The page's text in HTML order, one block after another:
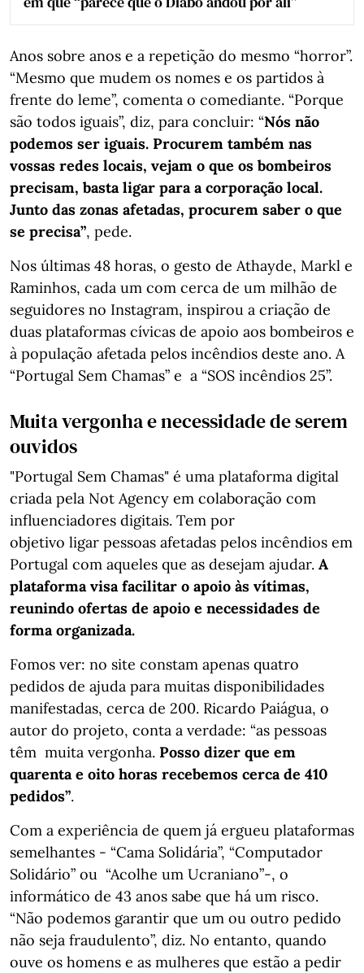
Anos sobre anos e a repetição do mesmo “horror”.
“Mesmo que mudem os nomes e os partidos à
frente do leme”, comenta o comediante. “Porque
são todos iguais”, diz, para concluir: “Nós não
podemos ser iguais. Procurem também nas
vossas redes locais, vejam o que os bombeiros
precisam, basta ligar para a corporação local.
Junto das zonas afetadas, procurem saber o que
se precisa”, pede.
Nos últimas 48 horas, o gesto de Athayde, Markl e
Raminhos, cada um com cerca de um milhão de
seguidores no Instagram, inspirou a criação de
duas plataformas cívicas de apoio aos bombeiros e
à população afetada pelos incêndios deste ano. A
“Portugal Sem Chamas” e a “SOS incêndios 25”.
Muita vergonha e necessidade de serem
ouvidos
"Portugal Sem Chamas" é uma plataforma digital
criada pela Not Agency em colaboração com
influenciadores digitais. Tem por
objetivo ligar pessoas afetadas pelos incêndios em
Portugal com aqueles que as desejam ajudar. A
plataforma visa facilitar o apoio às vítimas,
reunindo ofertas de apoio e necessidades de
forma organizada.
Fomos ver: no site constam apenas quatro
pedidos de ajuda para muitas disponibilidades
manifestadas, cerca de 200. Ricardo Paiágua, o
autor do projeto, conta a verdade: “as pessoas
têm muita vergonha. Posso dizer que em
quarenta e oito horas recebemos cerca de 410
pedidos”.
Com a experiência de quem já ergueu plataformas
semelhantes - “Cama Solidária”, “Computador
Solidário” ou “Acolhe um Ucraniano”-, o
informático de 43 anos sabe que há um risco.
“Não podemos garantir que um ou outro pedido
não seja fraudulento”, diz. No entanto, quando
ouve os homens e as mulheres que estão a pedir